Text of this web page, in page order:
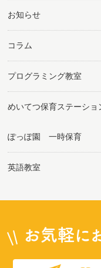
お知らせ
コラム
プログラミング教室
めいてつ保育ステーショ
ぽっぽ園 一時保育
英語教室